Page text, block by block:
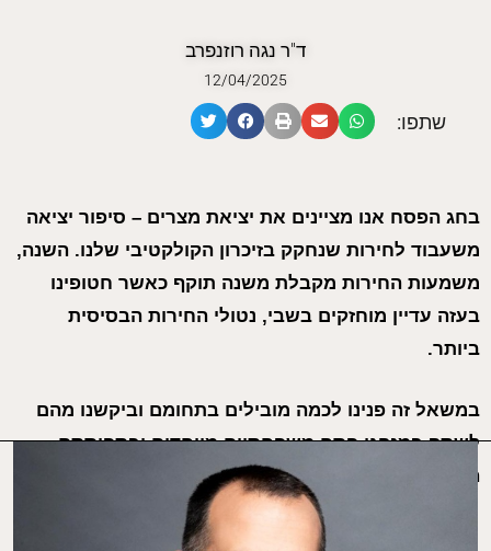
ד"ר נגה רוזנפרב
12/04/2025
שתפו:
בחג הפסח אנו מציינים את יציאת מצרים – סיפור יציאה
משעבוד לחירות שנחקק בזיכרון הקולקטיבי שלנו. השנה,
משמעות החירות מקבלת משנה תוקף כאשר חטופינו
בעזה עדיין מוחזקים בשבי, נטולי החירות הבסיסית
ביותר.
במשאל זה פנינו לכמה מובילים בתחומם וביקשנו מהם
לשתף במנהגי פסח משפחתיים מיוחדים ובתפיסתם
האישית לגבי מהות החירות.